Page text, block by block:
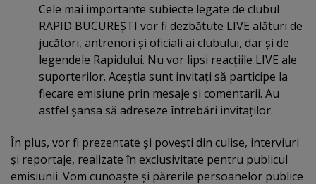
Cele mai importante subiecte legate de clubul
RAPID BUCUREŞTI vor fi dezbătute LIVE alături de
jucători, antrenori şi oficiali ai clubului, dar şi de
legendele Rapidului. Nu vor lipsi reacţiile LIVE ale
suporterilor. Aceştia sunt invitaţi să participe la
fiecare emisiune prin mesaje şi comentarii. Au
astfel şansa să adreseze întrebări invitaţilor.
În plus, vor fi prezentate şi poveşti din culise, interviuri
şi reportaje, realizate în exclusivitate pentru publicul
emisiunii. Vom cunoaşte şi părerile persoanelor publice